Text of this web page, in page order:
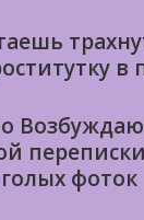
в
фоток